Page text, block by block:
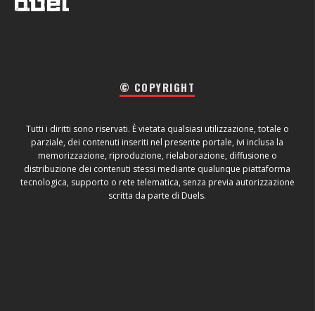
© COPYRIGHT
Tutti i diritti sono riservati. È vietata qualsiasi utilizzazione, totale o
parziale, dei contenuti inseriti nel presente portale, ivi inclusa la
memorizzazione, riproduzione, rielaborazione, diffusione o
distribuzione dei contenuti stessi mediante qualunque piattaforma
tecnologica, supporto o rete telematica, senza previa autorizzazione
scritta da parte di Duels.